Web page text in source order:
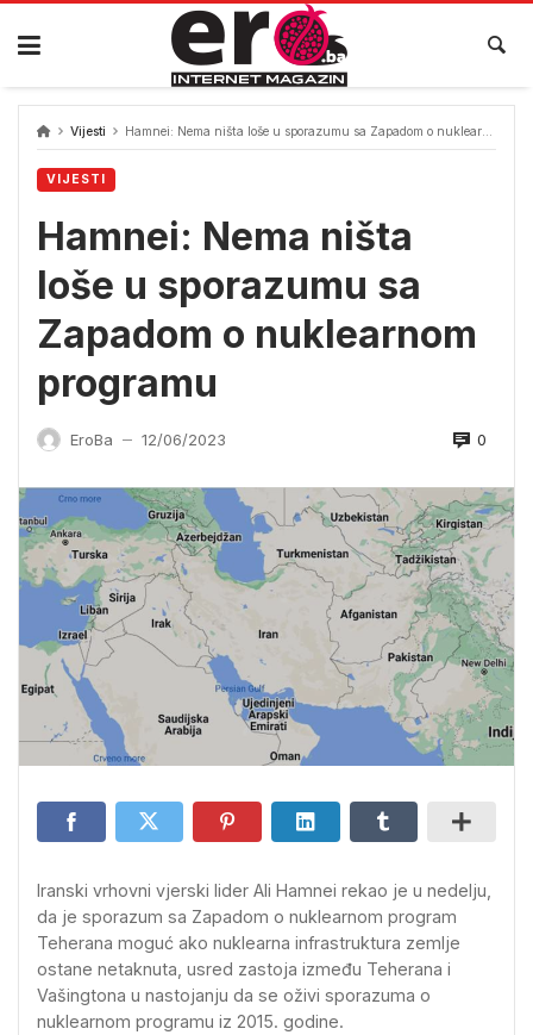
Skip
content
Vijesti Hamnei: Nema ništa loše u sporazumu sa Zapadom o nuklearnom programu
VIJESTI
Hamnei: Nema ništa
loše u sporazumu sa
Zapadom o nuklearnom
programu
EroBa — 12/06/2023 0
Iranski vrhovni vjerski lider Ali Hamnei rekao je u nedelju,
da je sporazum sa Zapadom o nuklearnom program
Teherana moguć ako nuklearna infrastruktura zemlje
ostane netaknuta, usred zastoja između Teherana i
Vašingtona u nastojanju da se oživi sporazuma o
nuklearnom programu iz 2015. godine.